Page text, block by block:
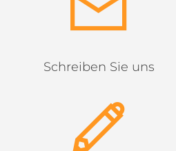
Schreiben Sie uns